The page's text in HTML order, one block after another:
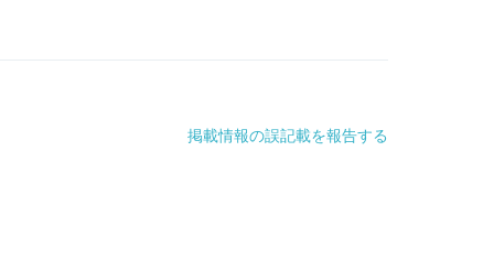
掲載情報の誤記載を報告する